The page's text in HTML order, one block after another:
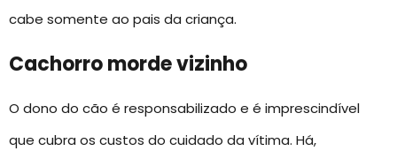
cabe somente ao pais da criança.
Cachorro morde vizinho
O dono do cão é responsabilizado e é imprescindível
que cubra os custos do cuidado da vítima. Há,